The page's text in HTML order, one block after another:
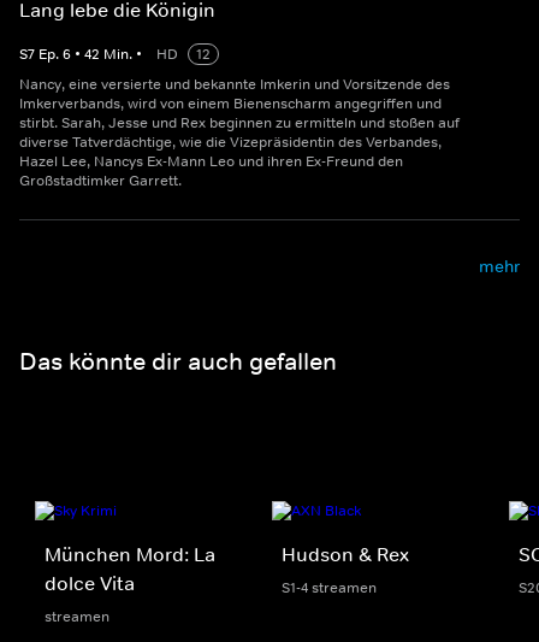
Lang lebe die Königin
S7 Ep.6 • 42 Min. • HD
12
Nancy, eine versierte und bekannte Imkerin und Vorsitzende des
Imkerverbands, wird von einem Bienenscharm angegriffen und
stirbt. Sarah, Jesse und Rex beginnen zu ermitteln und stoßen auf
diverse Tatverdächtige, wie die Vizepräsidentin des Verbandes,
Hazel Lee, Nancys Ex-Mann Leo und ihren Ex-Freund den
Großstadtimker Garrett.
mehr
Das könnte dir auch gefallen
München Mord: La
dolce Vita
streamen
Hudson & Rex
S1-4 streamen